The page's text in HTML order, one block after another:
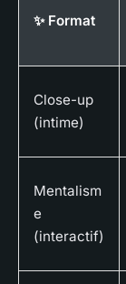
✨ Format
Close-up
(intime)
Mentalism
e
(interactif)